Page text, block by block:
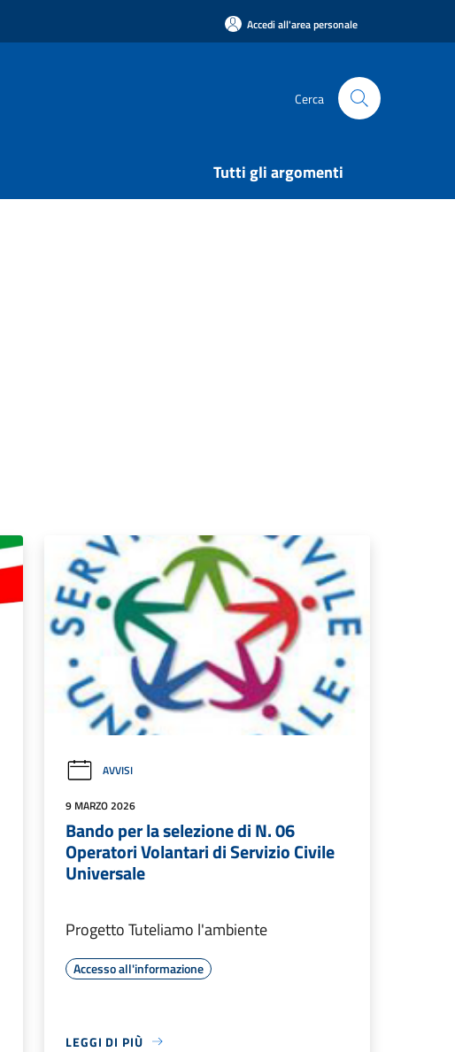
Accedi all'area personale
Cerca
Tutti gli argomenti
AVVISI
9 MARZO 2026
Bando per la selezione di N. 06
Operatori Volantari di Servizio Civile
Universale
Progetto Tuteliamo l'ambiente
Accesso all'informazione
LEGGI DI PIÙ